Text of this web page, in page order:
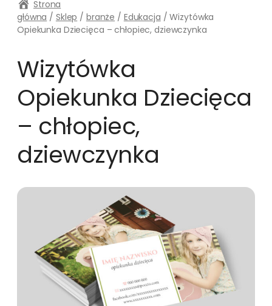
Strona
główna / Sklep / branże / Edukacja / Wizytówka
Opiekunka Dziecięca – chłopiec, dziewczynka
Wizytówka
Opiekunka Dziecięca
– chłopiec,
dziewczynka